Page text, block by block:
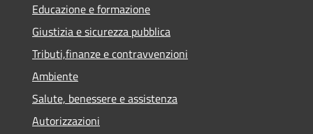
Educazione e formazione
Giustizia e sicurezza pubblica
Tributi,finanze e contravvenzioni
Ambiente
Salute, benessere e assistenza
Autorizzazioni